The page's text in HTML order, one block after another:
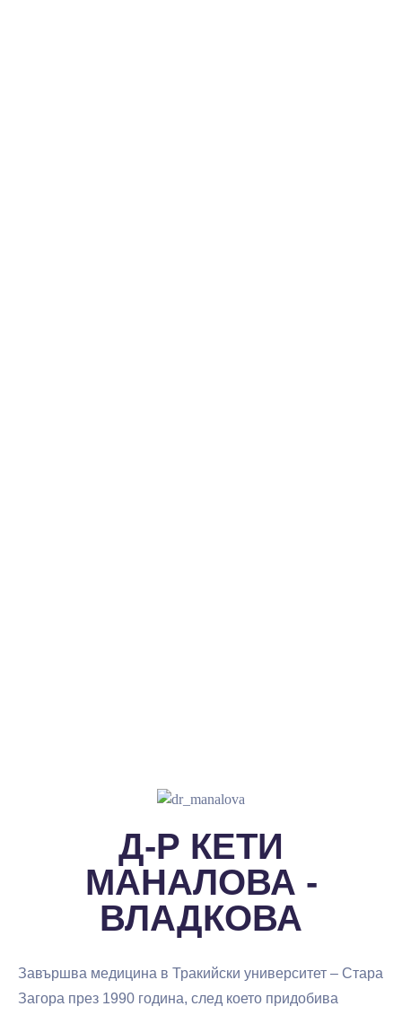
Д-Р КЕТИ
МАНАЛОВА -
ВЛАДКОВА
Завършва медицина в Тракийски университет – Стара
Загора през 1990 година, след което придобива